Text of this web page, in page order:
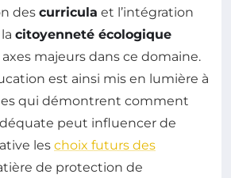
des curricula et l’intégration
citoyenneté écologique
majeurs dans ce domaine.
est ainsi mis en lumière à
qui démontrent comment
peut influencer de
les choix futurs des
de protection de